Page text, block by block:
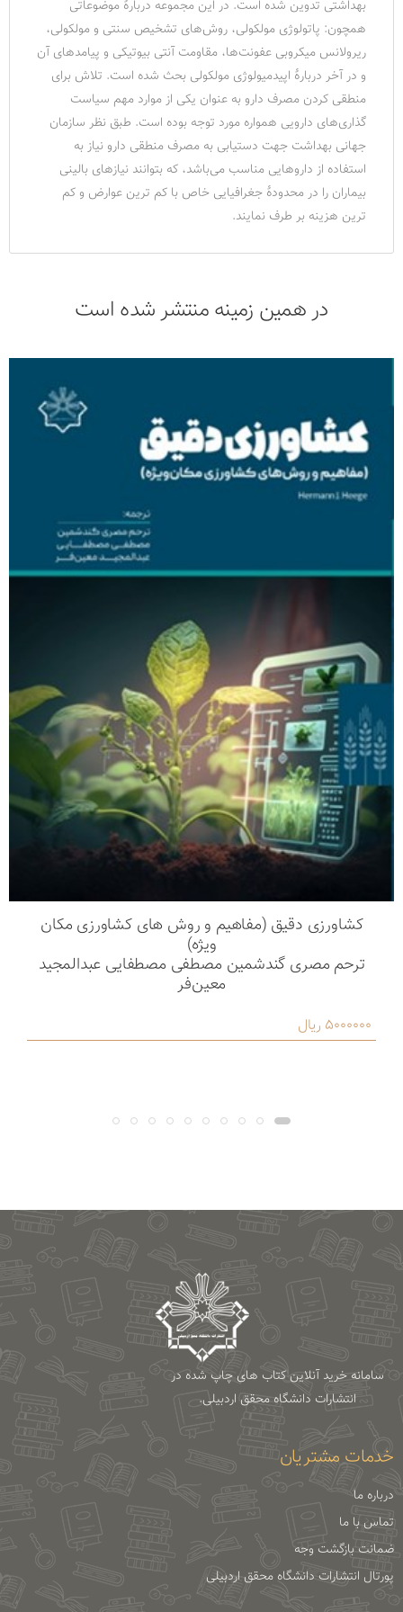
بهداشتی تدوین شده است. در این مجموعه دربارۀ موضوعاتی
همچون: پاتولوژی مولکولی، روش‌های تشخیص سنتی و مولکولی،
ریرولانس میکروبی عفونت‌ها، مقاومت آنتی بیوتیکی و پیامدهای آن
و در آخر دربارۀ اپیدمیولوژی مولکولی بحث شده است. تلاش برای
منطقی کردن مصرف دارو به عنوان یکی از موارد مهم سیاست
گذاری‌های دارویی همواره مورد توجه بوده است. طبق نظر سازمان
جهانی بهداشت جهت دستیابی به مصرف منطقی دارو نیاز به
استفاده از داروهایی مناسب می‌باشد، که بتوانند نیازهای بالینی
بیماران را در محدودۀ جغرافیایی خاص با کم ترین عوارض و کم
ترین هزینه بر طرف نمایند.
در همین زمینه منتشر شده است
کشاورزی دقیق (مفاهیم و روش های کشاورزی مکان
ویژه)
ترحم مصری گندشمین مصطفی مصطفایی عبدالمجید
معین‌فر
5000000 ریال
سامانه خرید آنلاین کتاب های چاپ شده در
انتشارات دانشگاه محقق اردبیلی.
خدمات مشتریان
درباره ما
تماس با ما
ضمانت بازگشت وجه
پورتال انتشارات دانشگاه محقق اردبیلی